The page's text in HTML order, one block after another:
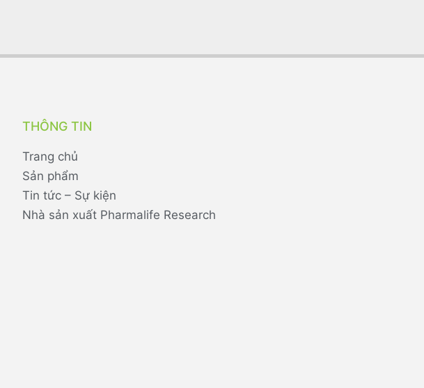
THÔNG TIN
Trang chủ
Sản phẩm
Tin tức – Sự kiện
Nhà sản xuất Pharmalife Research